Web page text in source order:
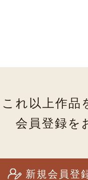
これ以上作品
会員登録を
新規会員登